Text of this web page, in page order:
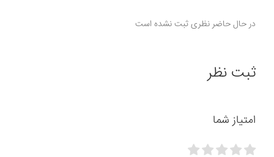
در حال حاضر نظری ثبت نشده است
ثبت نظر
امتیاز شما